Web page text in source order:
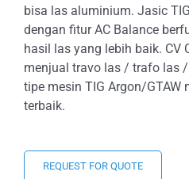
bisa las aluminium. Jasic
dengan fitur AC Balance
hasil las yang lebih baik. CV
menjual travo las / trafo las
tipe mesin TIG Argon/GTAW
terbaik.
REQUEST FOR QUOTE